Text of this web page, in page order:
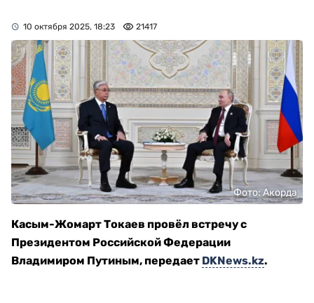
10 октября 2025, 18:23 21417
Фото: Акорда
Касым-Жомарт Токаев провёл встречу с
Президентом Российской Федерации
Владимиром Путиным, передает DKNews.kz.